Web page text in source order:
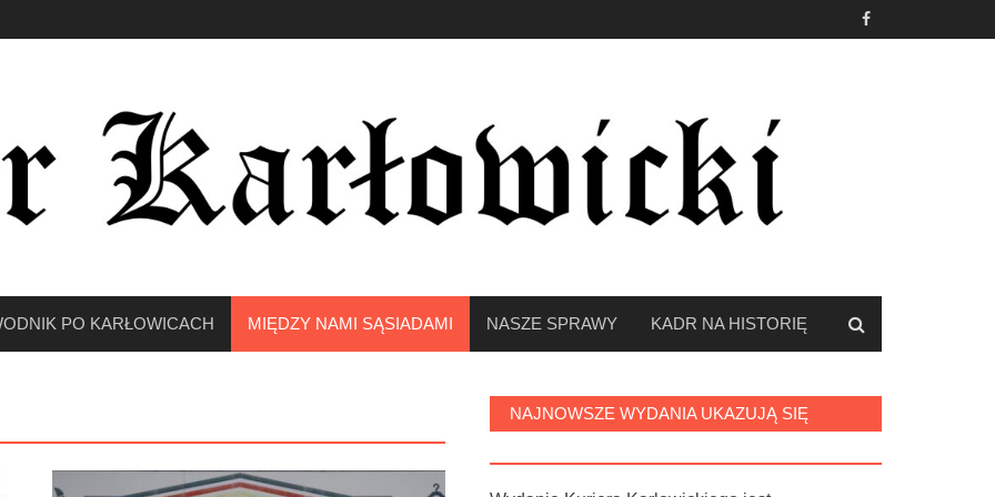
PO KARŁOWICACH MIĘDZY NAMI SĄSIADAMI NASZE SPRAWY KADR NA HISTORIĘ
NAJNOWSZE WYDANIA UKAZUJĄ SIĘ